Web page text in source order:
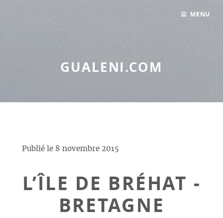
GUALENI.COM
Publié le 8 novembre 2015
L’ÎLE DE BRÉHAT -
BRETAGNE
MENU